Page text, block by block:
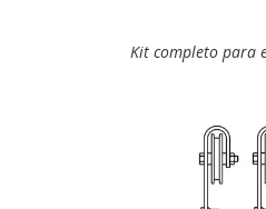
Kit completo para